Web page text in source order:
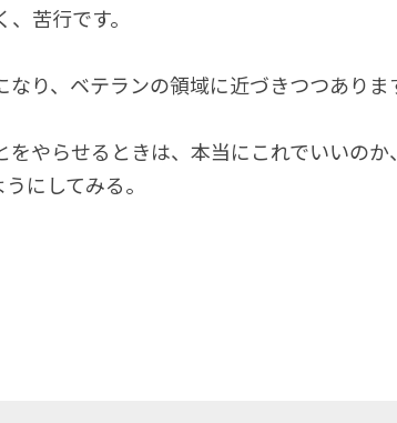
苦行です。
り、ベテランの領域に近づきつつありま
やらせるときは、本当にこれでいいのか
にしてみる。